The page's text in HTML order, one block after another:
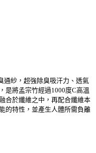
通紗，超強除臭吸汗力、透氣
是將孟宗竹經過1000度C高溫
合於纖維之中，再配合纖維本
的特性，並產生人體所需負離